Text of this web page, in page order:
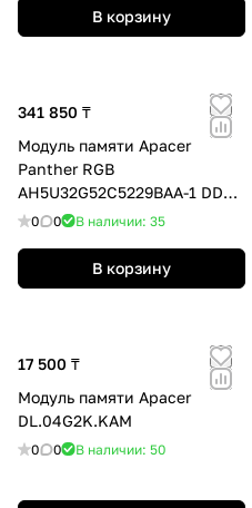
В корзину
341 850 ₸
Модуль памяти Apacer
Panther RGB
AH5U32G52C5229BAA-1 DDR5
32GB
0 0 В наличии: 35
В корзину
17 500 ₸
Модуль памяти Apacer
DL.04G2K.KAM
0 0 В наличии: 50